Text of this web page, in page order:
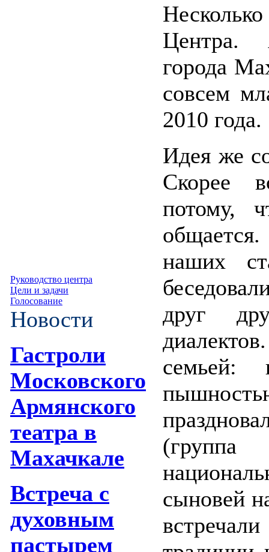
Руководство центра
Цели и задачи
Голосование
Новости
Гастроли
Московского
Армянского
театра в
Махачкале
Встреча с
духовным
пастырем
Центра.
города
совсем
2010 года.
Идея же
Скорее
потому,
наших
друг
семьей:
сыновей